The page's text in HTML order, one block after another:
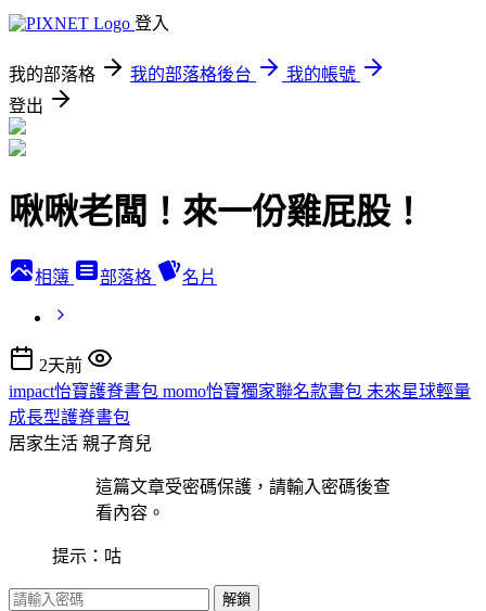
登入
我的部落格 我的部落格後台
我的帳號
登出
啾啾老闆！來一份雞屁股！
相簿 部落格 名片
2天前
impact怡寶護脊書包 momo怡寶獨家聯名款書包 未來星球輕量
成長型護脊書包
居家生活 親子育兒
這篇文章受密碼保護，請輸入密碼後查
看內容。
提示：咕
解鎖